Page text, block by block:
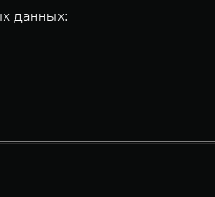
данных: